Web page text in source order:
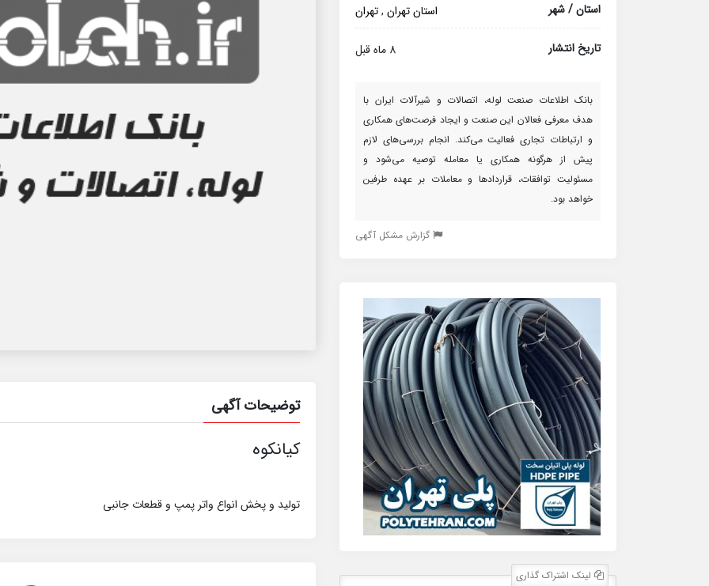
استان / شهر استان تهران ,تهران
تاریخ انتشار 8 ماه قبل
بانک اطلاعات صنعت لوله، اتصالات و شیرآلات ایران با
هدف معرفی فعالان این صنعت و ایجاد فرصت‌های همکاری
و ارتباطات تجاری فعالیت می‌کند. انجام بررسی‌های لازم
پیش از هرگونه همکاری یا معامله توصیه می‌شود و
مسئولیت توافقات، قراردادها و معاملات بر عهده طرفین
خواهد بود.
گزارش مشکل آگهی
لینک اشتراک گذاری
توضیحات آگهی
کیانکوه
تولید و پخش انواع واتر پمپ و قطعات جانبی